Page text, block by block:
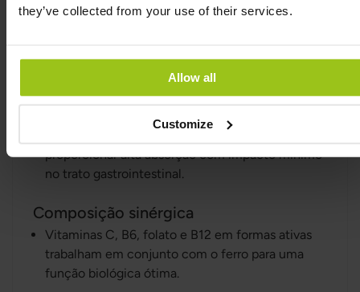
they’ve collected from your use of their services.
Allow all
Customize
para desempenho físico e mental normais.
O ferro na forma de bisglicinato é uma das
para o estômago disponíveis.
Esta forma foi especialmente desenvolvida para
proporcionar alta absorção com impacto mínimo
no trato gastrointestinal.
Composição sinérgica
Vitaminas C, B6, folato e B12 em formas ativas
trabalham em conjunto com o ferro para uma
função biológica ótima.